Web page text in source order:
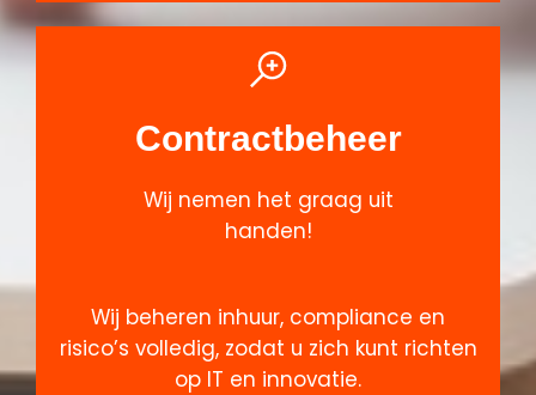
Contractbeheer
Wij nemen het graag uit
handen!
Wij beheren inhuur, compliance en
risico’s volledig, zodat u zich kunt richten
op IT en innovatie.